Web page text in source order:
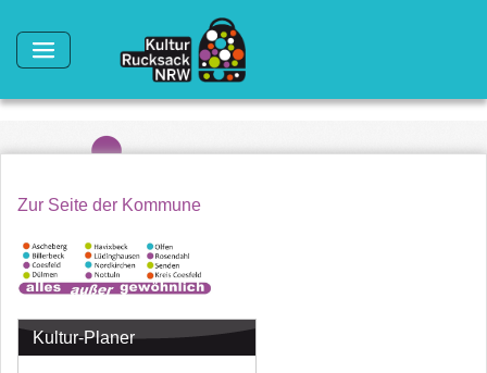
Zur Seite der Kommune
Kultur-Planer